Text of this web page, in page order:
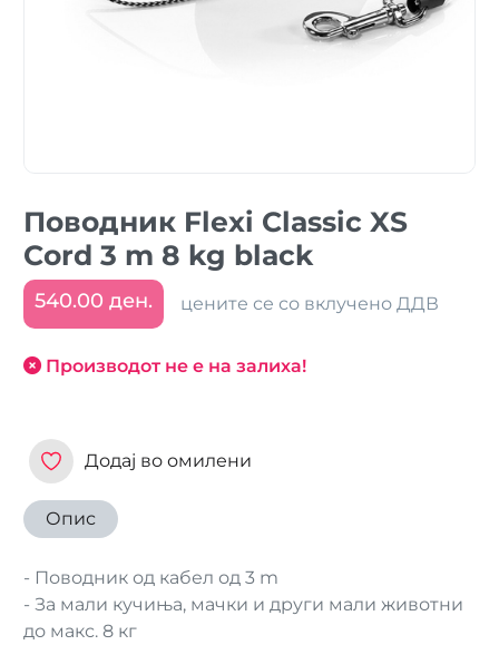
Поводник Flexi Classic XS
Cord 3 m 8 kg black
540.00 ден. цените се со вклучено ДДВ
Производот не е на залиха!
Додај во омилени
Опис
- Поводник од кабел од 3 m
- За мали кучиња, мачки и други мали животни
до макс. 8 кг